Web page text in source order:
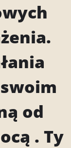
od
. Ty